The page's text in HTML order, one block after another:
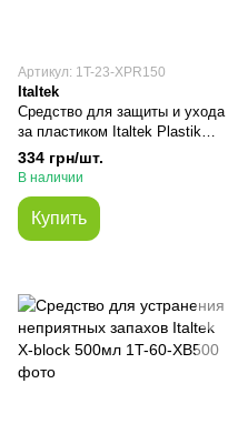
Артикул: 1T-23-XPR150
Italtek
Средство для защиты и ухода
за пластиком Italtek Plastik
Restoring 150 мл
334 грн/шт.
В наличии
Купить